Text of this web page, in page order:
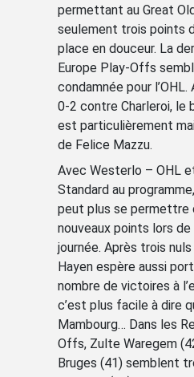
permettant au Great
seulement trois points
place en douceur. La
Europe Play-Offs
condamnée pour
0-2 contre Charleroi, le
est particulièrement
de Felice Mazzu.
Avec Westerlo – OHL
Standard au
peut plus se permettre
nouveaux points lors de
journée. Après trois
Hayen espère aussi
nombre de victoires à
c’est plus facile à dire
Mambourg… Dans les
Offs, Zulte Waregem
Bruges (41) semblent